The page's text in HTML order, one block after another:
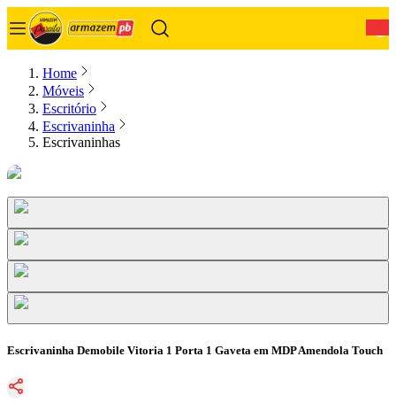
Home
Móveis
Escritório
Escrivaninha
Escrivaninhas
Escrivaninha Demobile Vitoria 1 Porta 1 Gaveta em MDP Amendola Touch